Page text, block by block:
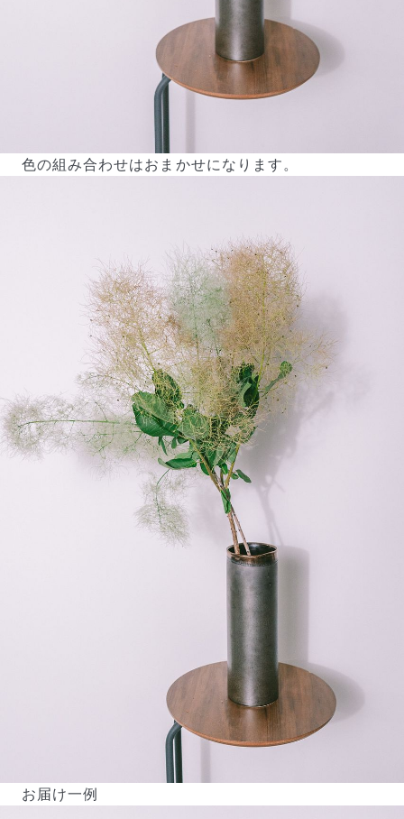
Q. 注文後にキャンセルできますか？
ご注文後一定時間内であればキャンセル可能です。
色の組み合わせはおまかせになります。
お届け一例